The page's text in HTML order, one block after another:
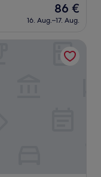
Der
Preis
beträgt
86 €
16. Aug.–17. Aug.